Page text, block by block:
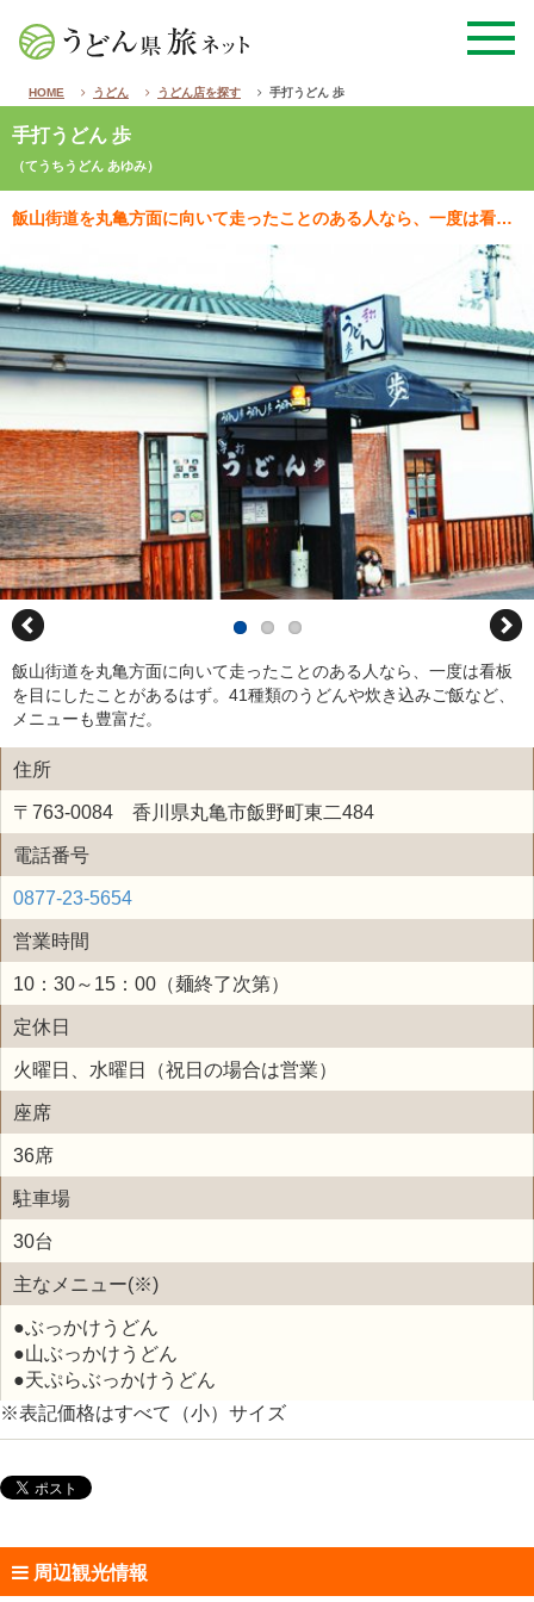
HOME うどん うどん店を探す 手打うどん 歩
手打うどん 歩
（てうちうどん あゆみ）
飯山街道を丸亀方面に向いて走ったことのある人なら、一度は看板を目にしたことがあるはず。41種類のうど…
飯山街道を丸亀方面に向いて走ったことのある人なら、一度は看板
を目にしたことがあるはず。41種類のうどんや炊き込みご飯など、
メニューも豊富だ。
住所
〒763-0084 香川県丸亀市飯野町東二484
電話番号
0877-23-5654
営業時間
10：30～15：00（麺終了次第）
定休日
火曜日、水曜日（祝日の場合は営業）
座席
36席
駐車場
30台
主なメニュー(※)
●ぶっかけうどん
●山ぶっかけうどん
●天ぷらぶっかけうどん
※表記価格はすべて（小）サイズ
周辺観光情報